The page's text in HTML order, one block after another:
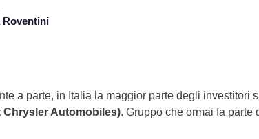
Roventini
a parte, in Italia la maggior parte degli investitori
Chrysler Automobiles). Gruppo che ormai fa